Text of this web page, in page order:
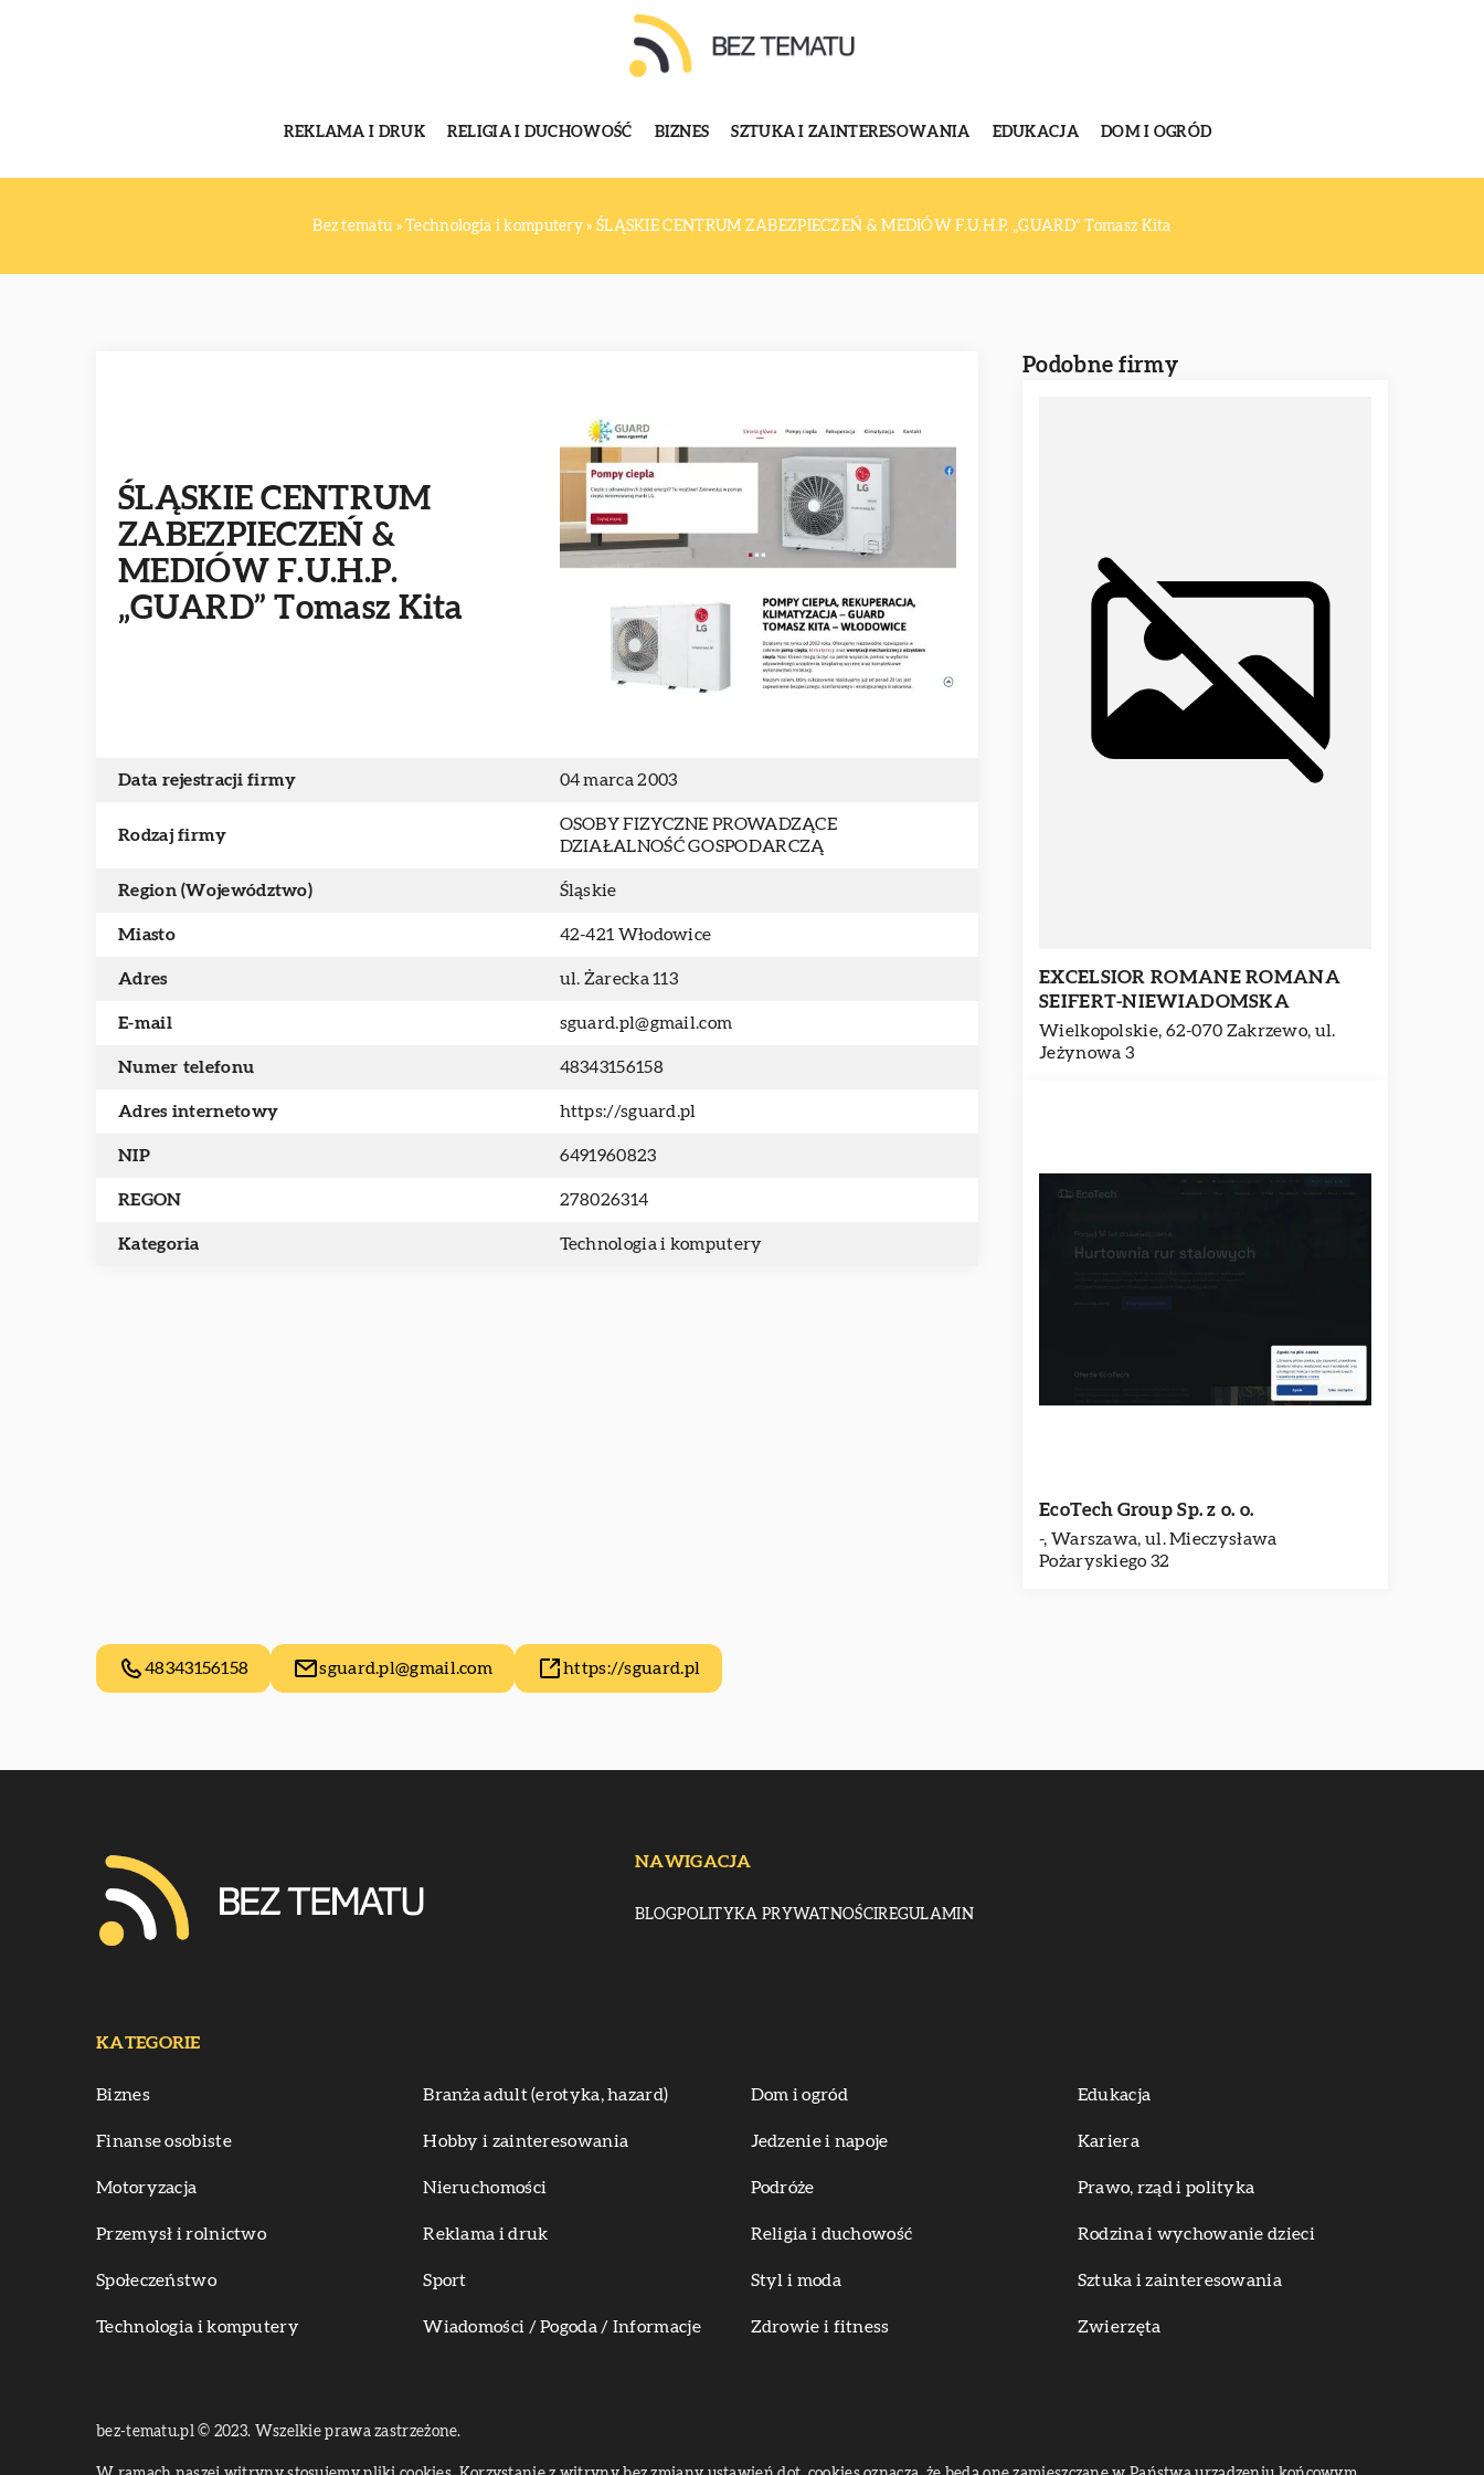
REKLAMA I DRUK RELIGIA I DUCHOWOŚĆ BIZNES SZTUKA I ZAINTERESOWANIA EDUKACJA DOM I OGRÓD
Bez tematu »Technologia i komputery » ŚLĄSKIE CENTRUM ZABEZPIECZEŃ & MEDIÓW F.U.H.P. „GUARD” Tomasz Kita
ŚLĄSKIE CENTRUM
ZABEZPIECZEŃ &
MEDIÓW F.U.H.P.
„GUARD” Tomasz Kita
Data rejestracji firmy 04 marca 2003
Rodzaj firmy
OSOBY FIZYCZNE PROWADZĄCE
DZIAŁALNOŚĆ GOSPODARCZĄ
Region (Województwo) Śląskie
Miasto 42-421 Włodowice
Adres ul. Żarecka 113
E-mail sguard.pl@gmail.com
Numer telefonu 48343156158
Adres internetowy https://sguard.pl
NIP 6491960823
REGON 278026314
Kategoria Technologia i komputery
Podobne firmy
EXCELSIOR ROMANE ROMANA
SEIFERT-NIEWIADOMSKA
Wielkopolskie, 62-070 Zakrzewo, ul.
Jeżynowa 3
EcoTech Group Sp. z o. o.
-, Warszawa, ul. Mieczysława
Pożaryskiego 32
48343156158 sguard.pl@gmail.com https://sguard.pl
NAWIGACJA
BLOGPOLITYKA PRYWATNOŚCIREGULAMIN
KATEGORIE
Biznes Branża adult (erotyka, hazard) Dom i ogród Edukacja
Finanse osobiste Hobby i zainteresowania Jedzenie i napoje Kariera
Motoryzacja Nieruchomości Podróże Prawo, rząd i polityka
Przemysł i rolnictwo Reklama i druk Religia i duchowość Rodzina i wychowanie dzieci
Społeczeństwo Sport Styl i moda Sztuka i zainteresowania
Technologia i komputery Wiadomości / Pogoda / Informacje Zdrowie i fitness Zwierzęta
bez-tematu.pl © 2023. Wszelkie prawa zastrzeżone.